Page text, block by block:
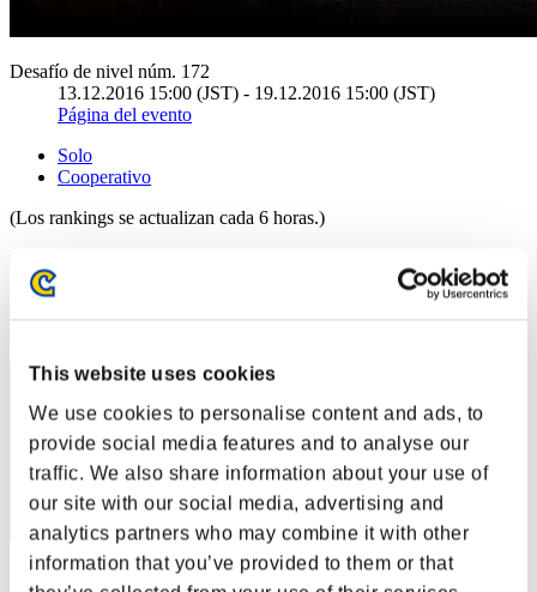
This website uses cookies
We use cookies to personalise content and ads, to
provide social media features and to analyse our
traffic. We also share information about your use of
our site with our social media, advertising and
analytics partners who may combine it with other
information that you’ve provided to them or that
Desafío de nivel núm. 172
13.12.2016 15:00 (JST) - 19.12.2016 15:00 (JST)
Página del evento
Solo
Cooperativo
(Los rankings se actualizan cada 6 horas.)
Rankings
DomInIK